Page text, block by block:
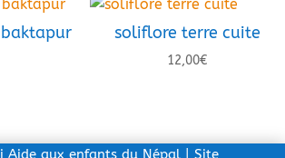
soliflore terre cuite
12,00€
Aide aux enfants du Népal | Site